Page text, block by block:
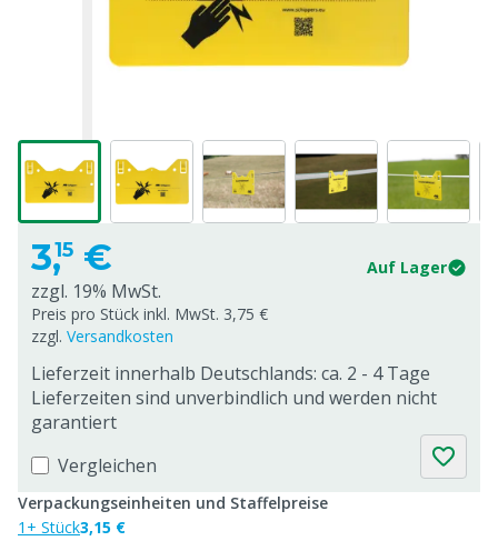
3,15 € Auf Lager
zzgl. 19% MwSt.
Preis pro Stück inkl. MwSt. 3,75 €
zzgl. Versandkosten
Lieferzeit innerhalb Deutschlands: ca. 2 - 4 Tage
Lieferzeiten sind unverbindlich und werden nicht
garantiert
Vergleichen
Verpackungseinheiten und Staffelpreise
1+ Stück3,15 €